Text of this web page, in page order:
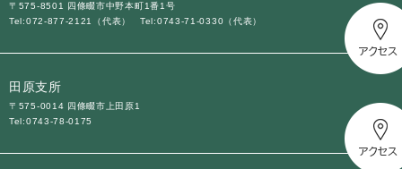
〒575-8501 四條畷市中野本町1番1号
Tel:072-877-2121（代表）
Tel:0743-71-0330（代表）
田原支所
〒575-0014 四條畷市上田原1
Tel:0743-78-0175